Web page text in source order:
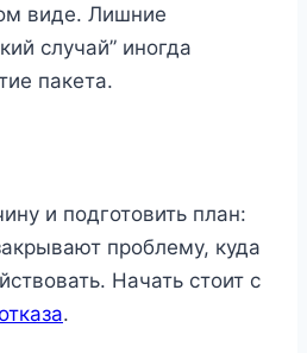
виде. Лишние
случай” иногда
пакета.
и подготовить план:
проблему, куда
Начать стоит с
.